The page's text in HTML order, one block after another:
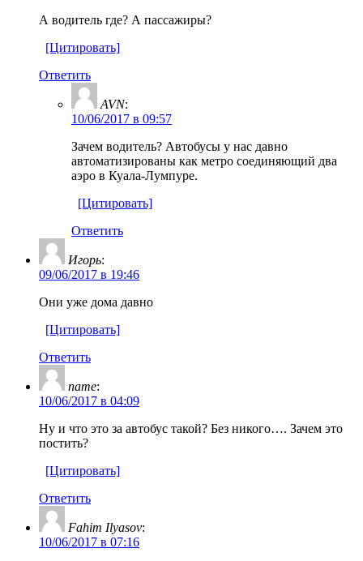
А водитель где? А пассажиры?
[Цитировать]
Ответить
AVN:
10/06/2017 в 09:57
Зачем водитель? Автобусы у нас давно
автоматизированы как метро соединяющий два
аэро в Куала-Лумпуре.
[Цитировать]
Ответить
Игорь:
09/06/2017 в 19:46
Они уже дома давно
[Цитировать]
Ответить
name:
10/06/2017 в 04:09
Ну и что это за автобус такой? Без никого…. Зачем это
постить?
[Цитировать]
Ответить
Fahim Ilyasov:
10/06/2017 в 07:16